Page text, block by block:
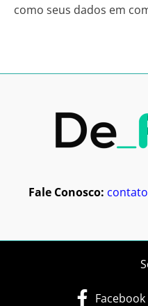
como seus dados em
Fale Conosco:
Facebook